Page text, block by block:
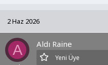
l
e
r
2 Haz 2026
A Aldı Raine
Yeni Üye